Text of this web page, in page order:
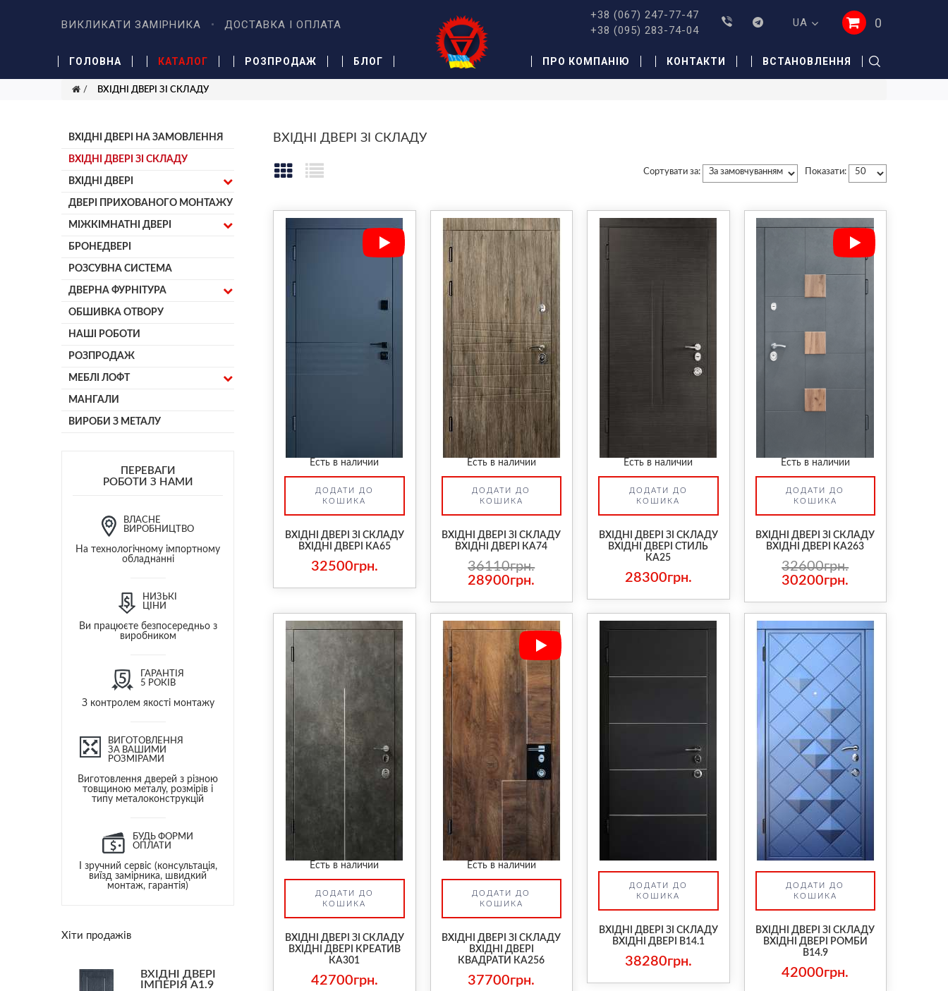
ВИКЛИКАТИ ЗАМІРНИКА ДОСТАВКА І ОПЛАТА
+38 (067) 247-77-47
+38 (095) 283-74-04
UA 0
ГОЛОВНА КАТАЛОГ РОЗПРОДАЖ БЛОГ ПРО КОМПАНІЮ КОНТАКТИ ВСТАНОВЛЕННЯ
ВХІДНІ ДВЕРІ ЗІ СКЛАДУ
ВХІДНІ ДВЕРІ НА ЗАМОВЛЕННЯ
ВХІДНІ ДВЕРІ ЗІ СКЛАДУ
ВХІДНІ ДВЕРІ
ДВЕРІ ПРИХОВАНОГО МОНТАЖУ
МІЖКІМНАТНІ ДВЕРІ
БРОНЕДВЕРІ
РОЗСУВНА СИСТЕМА
ДВЕРНА ФУРНІТУРА
ОБШИВКА ОТВОРУ
НАШІ РОБОТИ
РОЗПРОДАЖ
МЕБЛІ ЛОФТ
МАНГАЛИ
ВИРОБИ З МЕТАЛУ
ПЕРЕВАГИ
РОБОТИ З НАМИ
ВЛАСНЕ
ВИРОБНИЦТВО
На технологічному імпортному
обладнанні
НИЗЬКІ
ЦІНИ
Ви працюєте безпосередньо з
виробником
ГАРАНТІЯ
5 РОКІВ
З контролем якості монтажу
ВИГОТОВЛЕННЯ
ЗА ВАШИМИ
РОЗМІРАМИ
Виготовлення дверей з різною
товщиною металу, розмірів і
типу металоконструкцій
БУДЬ ФОРМИ
ОПЛАТИ
І зручний сервіс (консультація,
виїзд замірника, швидкий
монтаж, гарантія)
Хіти продажів
ВХІДНІ ДВЕРІ
ІМПЕРІЯ А1.9
ВХІДНІ ДВЕРІ ЗІ СКЛАДУ
Показати:
Сортувати за:
Есть в наличии
ДОДАТИ ДО
КОШИКА
ВХІДНІ ДВЕРІ ЗІ СКЛАДУ
ВХІДНІ ДВЕРІ КА65
32500грн.
Есть в наличии
ДОДАТИ ДО
КОШИКА
ВХІДНІ ДВЕРІ ЗІ СКЛАДУ
ВХІДНІ ДВЕРІ КА74
36110грн.
28900грн.
Есть в наличии
ДОДАТИ ДО
КОШИКА
ВХІДНІ ДВЕРІ ЗІ СКЛАДУ
ВХІДНІ ДВЕРІ СТИЛЬ
КА25
28300грн.
Есть в наличии
ДОДАТИ ДО
КОШИКА
ВХІДНІ ДВЕРІ ЗІ СКЛАДУ
ВХІДНІ ДВЕРІ КА263
32600грн.
30200грн.
Есть в наличии
ДОДАТИ ДО
КОШИКА
ВХІДНІ ДВЕРІ ЗІ СКЛАДУ
ВХІДНІ ДВЕРІ КРЕАТИВ
КА301
42700грн.
Есть в наличии
ДОДАТИ ДО
КОШИКА
ВХІДНІ ДВЕРІ ЗІ СКЛАДУ
ВХІДНІ ДВЕРІ
КВАДРАТИ КА256
37700грн.
ДОДАТИ ДО
КОШИКА
ВХІДНІ ДВЕРІ ЗІ СКЛАДУ
ВХІДНІ ДВЕРІ В14.1
38280грн.
ДОДАТИ ДО
КОШИКА
ВХІДНІ ДВЕРІ ЗІ СКЛАДУ
ВХІДНІ ДВЕРІ РОМБИ
В14.9
42000грн.